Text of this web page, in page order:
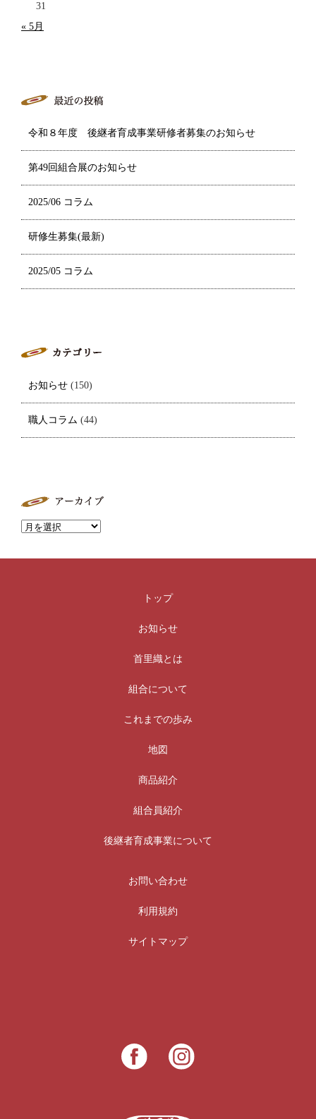
31
« 5月
令和８年度 後継者育成事業研修者募集のお知らせ
第49回組合展のお知らせ
2025/06 コラム
研修生募集(最新)
2025/05 コラム
お知らせ (150)
職人コラム (44)
トップ
お知らせ
首里織とは
組合について
これまでの歩み
地図
商品紹介
組合員紹介
後継者育成事業について
お問い合わせ
利用規約
サイトマップ